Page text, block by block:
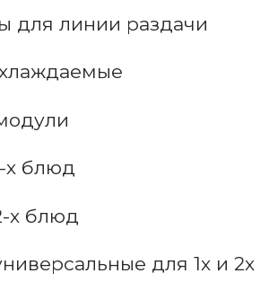
для линии раздачи
х блюд
х блюд
для 1х и 2х